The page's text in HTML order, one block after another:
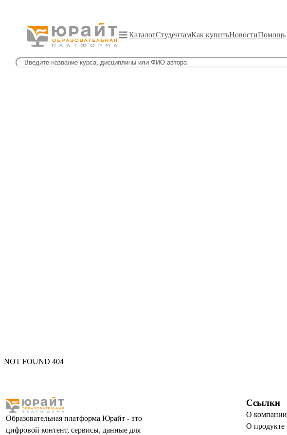
КаталогСтудентамКак купитьНовостиПомощь
NOT FOUND 404
Образовательная платформа Юрайт - это
цифровой контент, сервисы, данные для
Ссылки
О компании
О продукте